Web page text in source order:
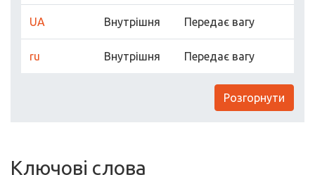
UA Внутрішня Передає вагу
ru Внутрішня Передає вагу
Розгорнути
Ключові слова